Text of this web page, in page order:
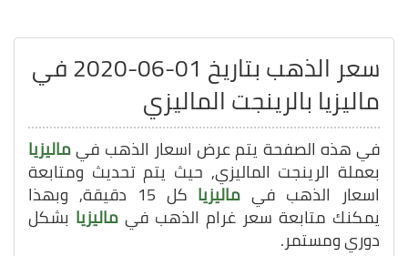
سعر الذهب بتاريخ 01-06-2020 في
ماليزيا بالرينجت الماليزي
في هذه الصفحة يتم عرض اسعار الذهب فيماليزيا
بعملة الرينجت الماليزي, حيث يتم تحديث ومتابعة
اسعار الذهب في ماليزيا كل 15 دقيقة, وبهذا
يمكنك متابعة سعر غرام الذهب في ماليزيا بشكل
دوري ومستمر.